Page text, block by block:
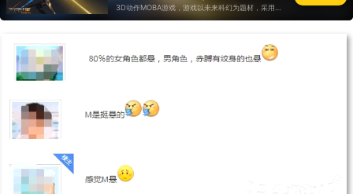
3D动作MOBA游戏，游戏以未来科幻为题材，采用与
传统MOBA迥异的TPS战斗视角，融合了格斗、射击、